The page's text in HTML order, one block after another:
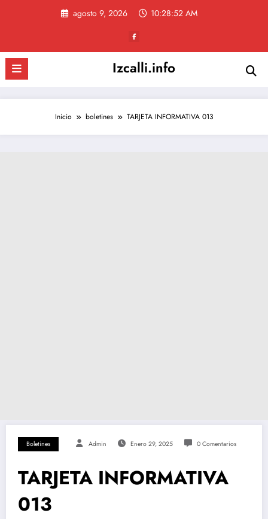
agosto 9, 2026 10:28:52 AM
Izcalli.info
Inicio boletines TARJETA INFORMATIVA 013
Boletines Admin Enero 29, 2025 0 Comentarios
TARJETA INFORMATIVA
013